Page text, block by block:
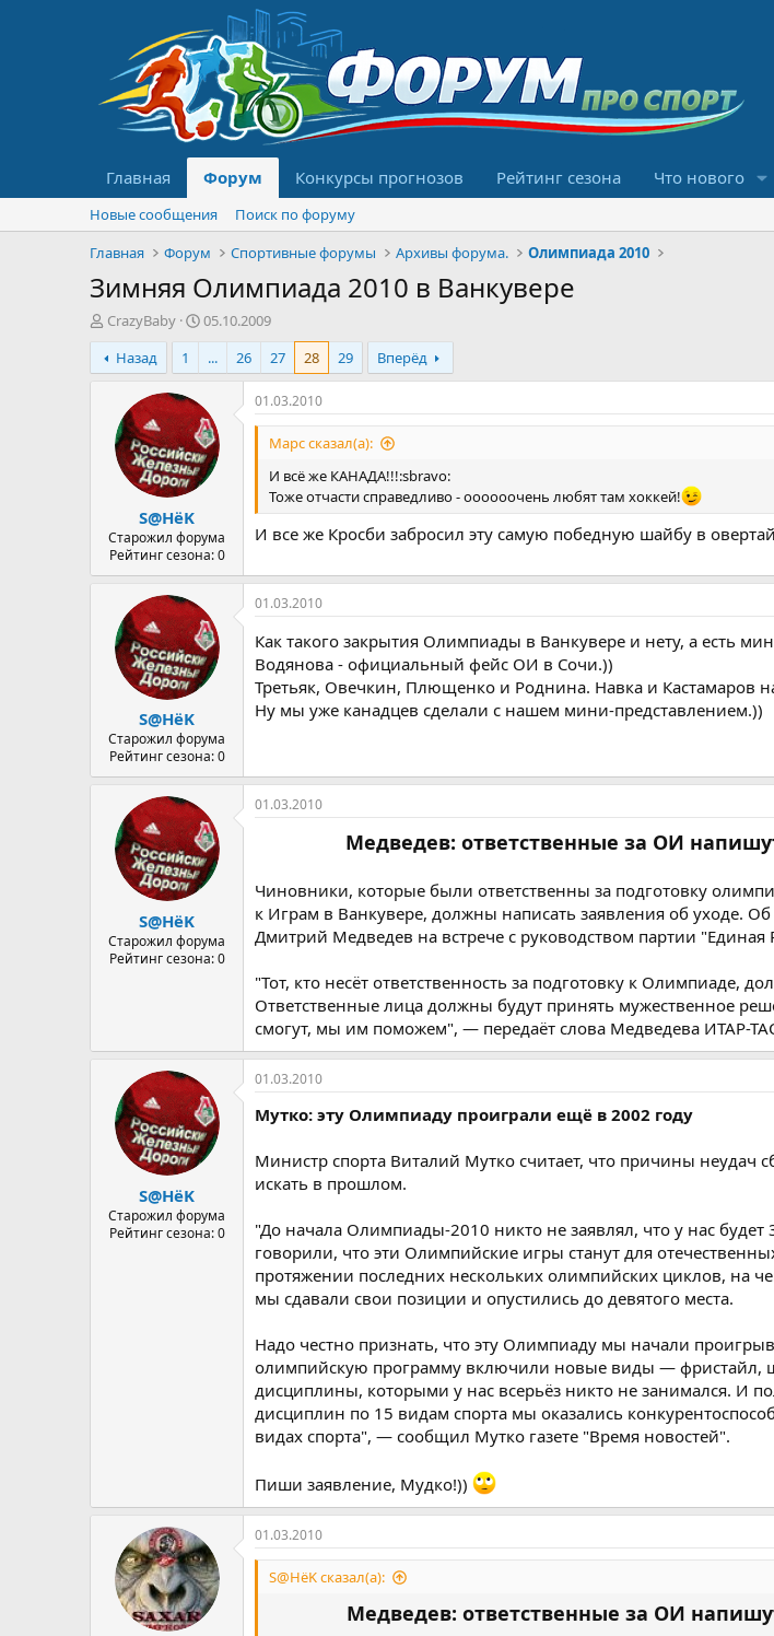
Главная Форум Конкурсы прогнозов Рейтинг сезона Что нового
Новые сообщения
Поиск по форуму
Главная
Форум Спортивные форумы Архивы форума. Олимпиада 2010
Зимняя Олимпиада 2010 в Ванкувере
А
в
т
о
м
CrazyBaby
Д
а
а
а
ч
а
л
05.10.2009
Назад
1 ... 26 27 28 29 Вперёд
S@HёK
Старожил форума
Рейтинг сезона: 0
01.03.2010
Марс сказал(а):
И всё же КАНАДА!!!:sbravo:
Тоже отчасти справедливо - оооооочень любят там хоккей!
И все же Кросби забросил эту самую победную шайбу в
S@HёK
Старожил форума
Рейтинг сезона: 0
01.03.2010
Как такого закрытия Олимпиады в Ванкувере и нету, а есть
Водянова - официальный фейс ОИ в Сочи.))
Третьяк, Овечкин, Плющенко и Роднина. Навка и Кастамаров
Ну мы уже канадцев сделали с нашем мини-представлением.))
S@HёK
Старожил форума
Рейтинг сезона: 0
01.03.2010
Медведев: ответственные за ОИ
Чиновники, которые были ответственны за подготовку
к Играм в Ванкувере, должны написать заявления об уходе.
Дмитрий Медведев на встрече с руководством партии "Единая
"Тот, кто несёт ответственность за подготовку к Олимпиаде,
Ответственные лица должны будут принять мужественное
смогут, мы им поможем", — передаёт слова Медведева ИТАР-
S@HёK
Старожил форума
Рейтинг сезона: 0
01.03.2010
Мутко: эту Олимпиаду проиграли ещё в 2002 году
Министр спорта Виталий Мутко считает, что причины неудач
искать в прошлом.
"До начала Олимпиады-2010 никто не заявлял, что у нас
говорили, что эти Олимпийские игры станут для
протяжении последних нескольких олимпийских циклов, на
мы сдавали свои позиции и опустились до девятого места.
Надо честно признать, что эту Олимпиаду мы начали
олимпийскую программу включили новые виды — фристайл,
дисциплины, которыми у нас всерьёз никто не занимался. И
дисциплин по 15 видам спорта мы оказались
видах спорта", — сообщил Мутко газете "Время новостей".
Пиши заявление, Мудко!))
01.03.2010
S@HёK сказал(а):
Медведев: ответственные за ОИ